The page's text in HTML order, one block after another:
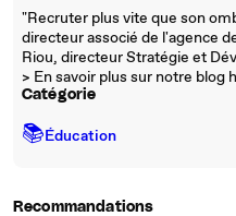
"Recruter plus vite que son
directeur associé de l'agence
Riou, directeur Stratégie et
> En savoir plus sur notre
Catégorie
📚Éducation
Recommandations